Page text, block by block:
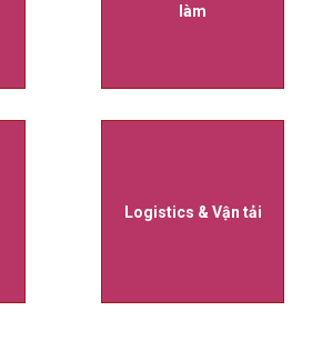
làm
Logistics & Vận tải